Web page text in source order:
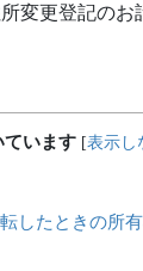
変更登記のお
ています [表示し
したときの所